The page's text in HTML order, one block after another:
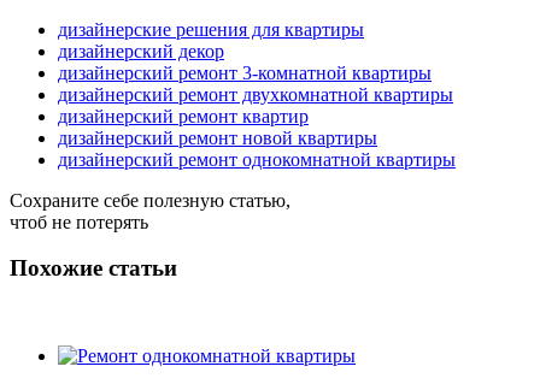
дизайнерские решения для квартиры
дизайнерский декор
дизайнерский ремонт 3-комнатной квартиры
дизайнерский ремонт двухкомнатной квартиры
дизайнерский ремонт квартир
дизайнерский ремонт новой квартиры
дизайнерский ремонт однокомнатной квартиры
Сохраните себе полезную статью,
чтоб не потерять
Похожие статьи